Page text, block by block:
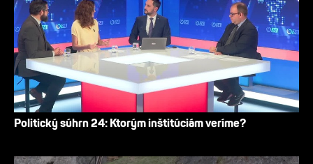
Politický súhrn 24: Ktorým inštitúciám veríme?